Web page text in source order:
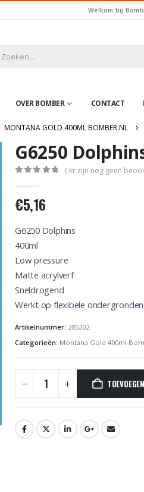
Welkom bij
OVER BOMBER CONTACT
MONTANA GOLD 400ML BOMBER.NL
G6250
( Er zijn nog geen
€5,16
G6250 Dolphins
400ml
Low pressure
Matte acrylverf
Sneldrogend
Werkt op flexibele
Artikelnummer: 285202
Categorieën: Montana Gold 400ml